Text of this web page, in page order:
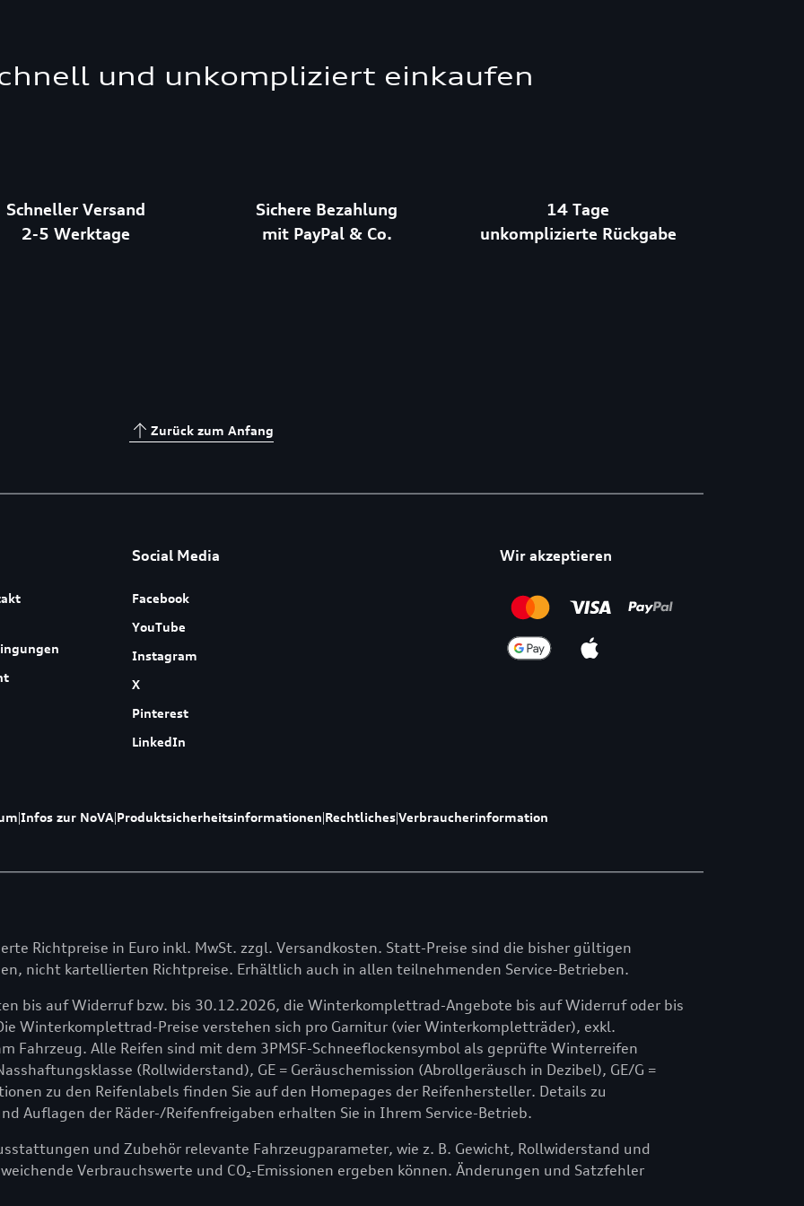
und unkompliziert einkaufen
Schneller Versand
2-5 Werktage
Sichere Bezahlung
mit PayPal & Co.
14 Tage
unkomplizierte Rückgabe
Zurück zum Anfang
Social Media
Facebook
YouTube
Instagram
X
Pinterest
LinkedIn
Wir akzeptieren
|Infos zur NoVA|Produktsicherheitsinformationen|Rechtliches|Verbraucherinformation
Richtpreise in Euro inkl. MwSt. zzgl. Versandkosten. Statt-Preise sind die bisher gültigen
nicht kartellierten Richtpreise. Erhältlich auch in allen teilnehmenden Service-Betrieben.
bis auf Widerruf bzw. bis 30.12.2026, die Winterkomplettrad-Angebote bis auf Widerruf oder bis
Winterkomplettrad-Preise verstehen sich pro Garnitur (vier Winterkompletträder), exkl.
Fahrzeug. Alle Reifen sind mit dem 3PMSF-Schneeflockensymbol als geprüfte Winterreifen
(Rollwiderstand), GE = Geräuschemission (Abrollgeräusch in Dezibel), GE/G =
zu den Reifenlabels finden Sie auf den Homepages der Reifenhersteller. Details zu
Auflagen der Räder-/Reifenfreigaben erhalten Sie in Ihrem Service-Betrieb.
und Zubehör relevante Fahrzeugparameter, wie z. B. Gewicht, Rollwiderstand und
Verbrauchswerte und CO₂-Emissionen ergeben können. Änderungen und Satzfehler